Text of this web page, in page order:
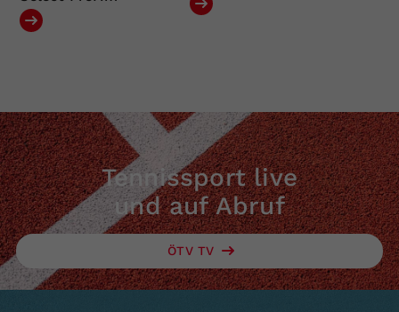
Tennissport live
und auf Abruf
ÖTV TV